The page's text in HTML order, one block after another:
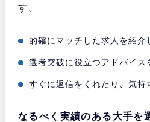
す。
的確にマッチした求人を紹介
選考突破に役立つアドバイス
すぐに返信をくれたり、気持
なるべく実績のある大手を